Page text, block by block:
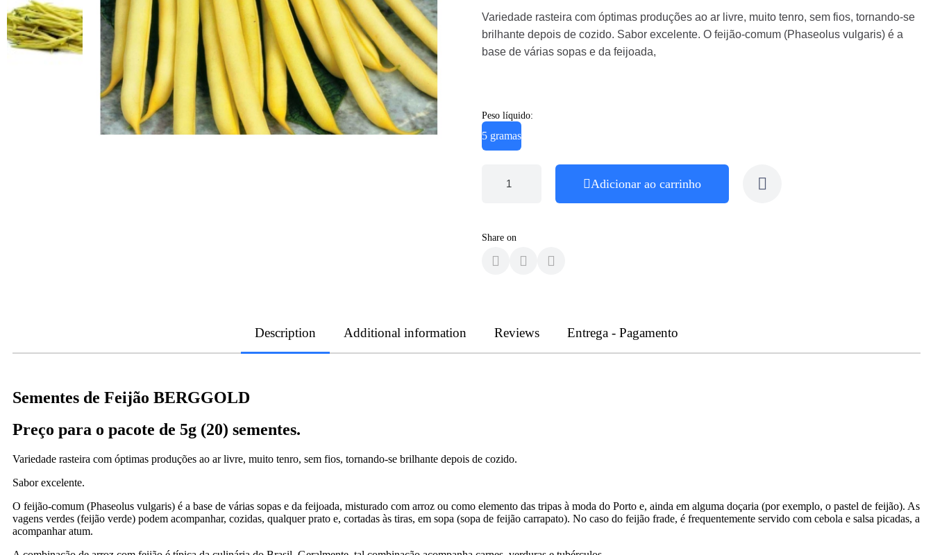
Variedade rasteira com óptimas produções ao ar livre, muito tenro, sem fios, tornando-se
brilhante depois de cozido. Sabor excelente. O feijão-comum (Phaseolus vulgaris) é a
base de várias sopas e da feijoada,
Peso líquido:
5 gramas
Adicionar ao carrinho
Share on
Description Additional information Reviews Entrega - Pagamento
Sementes de Feijão BERGGOLD
Preço para o pacote de 5g (20) sementes.
Variedade rasteira com óptimas produções ao ar livre, muito tenro, sem fios, tornando-se brilhante depois de cozido.
Sabor excelente.
O feijão-comum (Phaseolus vulgaris) é a base de várias sopas e da feijoada, misturado com arroz ou como elemento das tripas à moda do Porto e, ainda em alguma doçaria (por exemplo, o pastel de feijão). As
vagens verdes (feijão verde) podem acompanhar, cozidas, qualquer prato e, cortadas às tiras, em sopa (sopa de feijão carrapato). No caso do feijão frade, é frequentemente servido com cebola e salsa picadas, a
acompanhar atum.